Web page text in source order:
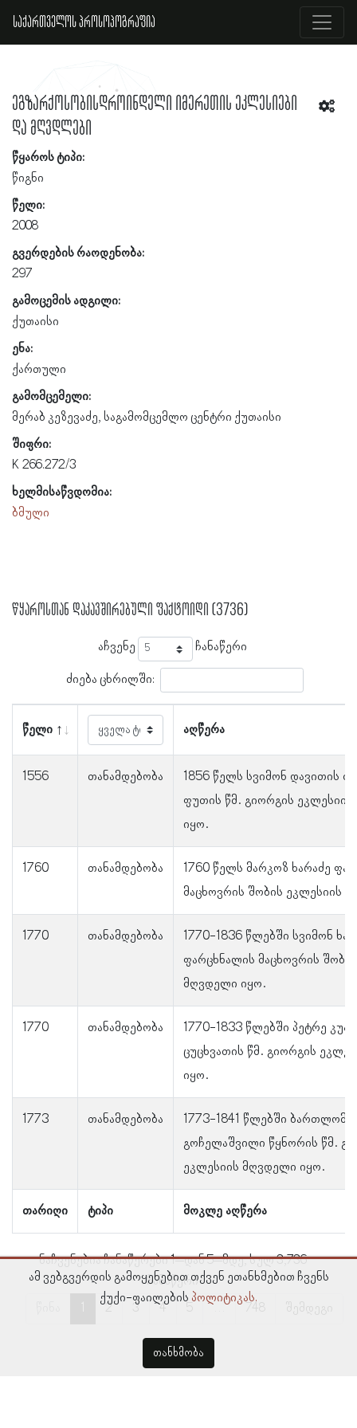
საქართველოს პროსოპოგრაფია
ეგზარქოსობისდროინდელი იმერეთის ეკლესიები
და მღვდლები
წყაროს ტიპი:
წიგნი
წელი:
2008
გვერდების რაოდენობა:
297
გამოცემის ადგილი:
ქუთაისი
ენა:
ქართული
გამომცემელი:
მერაბ კეზევაძე, საგამომცემლო ცენტრი ქუთაისი
შიფრი:
K 266.272/3
ხელმისაწვდომია:
ბმული
წყაროსთან დაკავშირებული ფაქტოიდი (3736)
აჩვენე ჩანაწერი
ძიება ცხრილში:
წელი აღწერა
თარიღი ტიპი მოკლე აღწერა
1556 თანამდებობა
1856 წელს სვიმონ დავითის
ფუთის წმ. გიორგის
იყო.
1760 თანამდებობა
1760 წელს მარკოზ ხარაძე
მაცხოვრის შობის ეკლესიის
1770 თანამდებობა
1770-1836 წლებში სვიმონ
ფარცხნალის მაცხოვრის
მღვდელი იყო.
1770 თანამდებობა
1770-1833 წლებში პეტრე
ცუცხვათის წმ. გიორგის
იყო.
1773 თანამდებობა
1773-1841 წლებში ბართლომე
გოჩელაშვილი წყნორის წმ.
ეკლესიის მღვდელი იყო.
ნაჩვენებია ჩანაწერები 1–დან 5–მდე, სულ 3,736
ჩანაწერი
2 3 4 …
ამ ვებგვერდის გამოყენებით თქვენ ეთანხმებით ჩვენს
ქუქი-ფაილების პოლიტიკას.
თანხმობა